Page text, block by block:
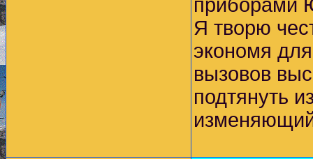
приборами
Я творю
экономя
вызовов
подтянуть